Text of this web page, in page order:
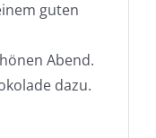
guten
Abend.
dazu.